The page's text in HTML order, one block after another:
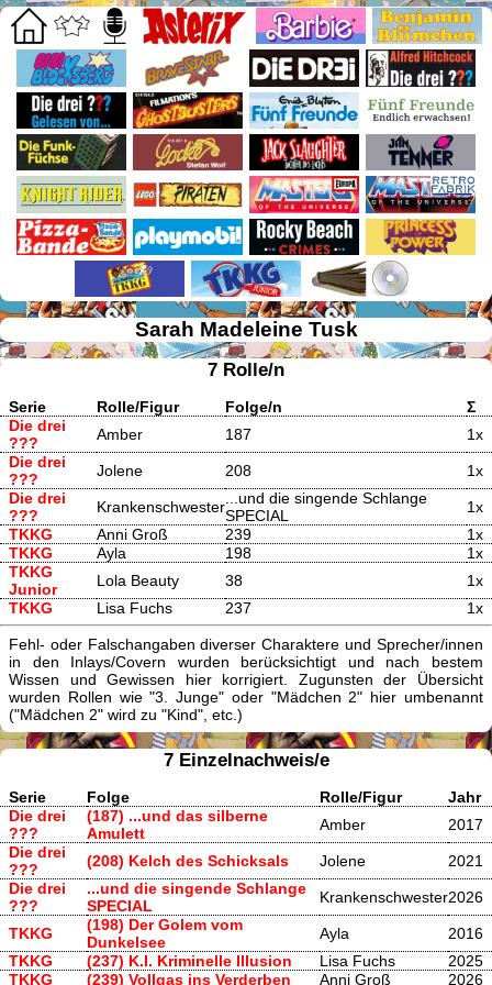
Sarah Madeleine Tusk
7 Rolle/n
Serie Rolle/Figur Folge/n
Σ
Die drei
???
Amber 187
1x
Die drei
???
Jolene 208
1x
Die drei
???
Krankenschwester...und die singende Schlange
SPECIAL
1x
TKKG
Anni Groß 239
1x
TKKG
Ayla 198
1x
TKKG
Junior
Lola Beauty 38
1x
TKKG
Lisa Fuchs 237 1x
Fehl- oder Falschangaben diverser Charaktere und Sprecher/innen
in den Inlays/Covern wurden berücksichtigt und nach bestem
Wissen und Gewissen hier korrigiert. Zugunsten der Übersicht
wurden Rollen wie "3. Junge" oder "Mädchen 2" hier umbenannt
("Mädchen 2" wird zu "Kind", etc.)
7 Einzelnachweis/e
Serie Folge Rolle/Figur
Jahr
Die drei
???
(187) ...und das silberne
Amulett
Amber
2017
Die drei
???
(208) Kelch des Schicksals Jolene
2021
Die drei
???
...und die singende Schlange
SPECIAL
Krankenschwester2026
TKKG
(198) Der Golem vom
Dunkelsee
Ayla
2016
TKKG
(237) K.I. Kriminelle Illusion Lisa Fuchs
2025
TKKG
(239) Vollgas ins Verderben Anni Groß 2026